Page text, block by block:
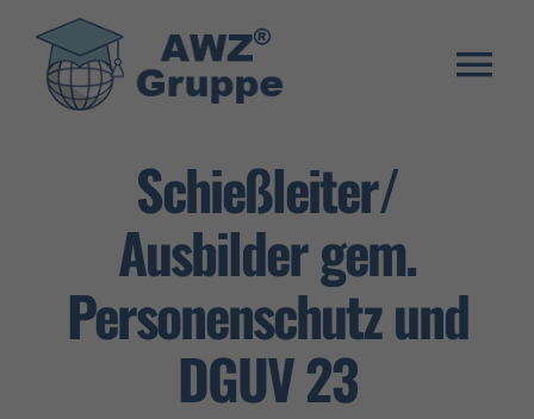
springen
Warenkorb
Schießleiter/
Ausbilder gem.
Personenschutz und
DGUV 23